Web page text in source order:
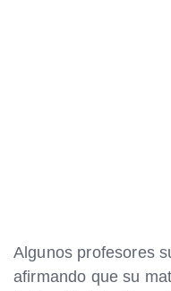
Algunos profesores
afirmando que su